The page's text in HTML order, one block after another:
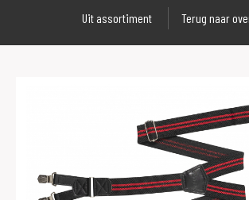
Uit assortiment Terug naar